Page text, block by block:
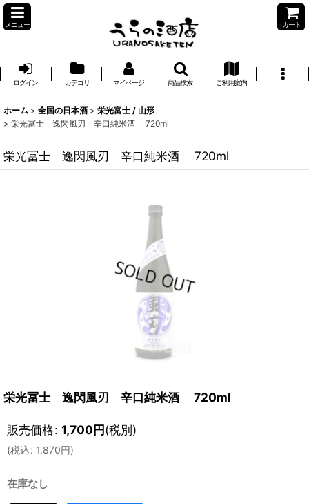
メニュー カート
ログイン カテゴリ マイページ 商品検索 ご利用案内
ホーム > 全国の日本酒 > 栄光富士 / 山形
> 栄光冨士 逸閃風刃 辛口純米酒 720ml
栄光冨士 逸閃風刃 辛口純米酒 720ml
栄光冨士 逸閃風刃 辛口純米酒 720ml
販売価格: 1,700円(税別)
(税込: 1,870円)
在庫なし